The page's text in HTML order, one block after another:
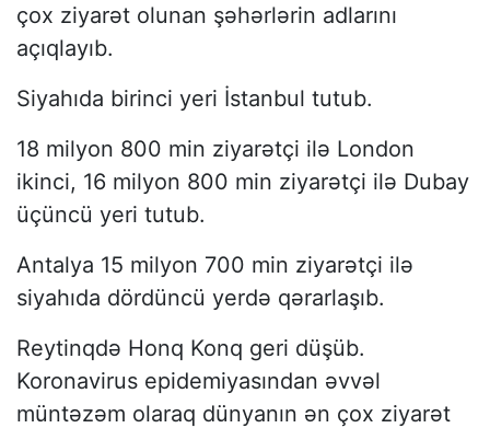
çox ziyarət olunan şəhərlərin adlarını
açıqlayıb.
Siyahıda birinci yeri İstanbul tutub.
18 milyon 800 min ziyarətçi ilə London
ikinci, 16 milyon 800 min ziyarətçi ilə Dubay
üçüncü yeri tutub.
Antalya 15 milyon 700 min ziyarətçi ilə
siyahıda dördüncü yerdə qərarlaşıb.
Reytinqdə Honq Konq geri düşüb.
Koronavirus epidemiyasından əvvəl
müntəzəm olaraq dünyanın ən çox ziyarət